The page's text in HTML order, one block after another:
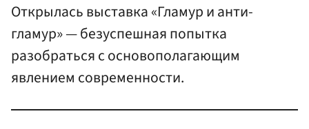
Открылась выставка «Гламур и анти-
гламур» — безуспешная попытка
разобраться с основополагающим
явлением современности.